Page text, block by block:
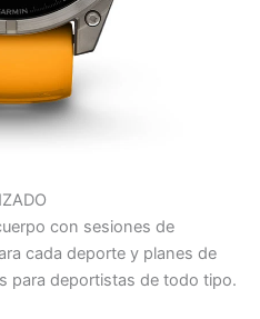
con sesiones de
cada deporte y planes de
para deportistas de todo tipo.